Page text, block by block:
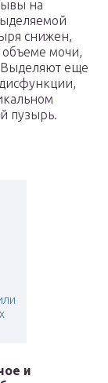
на
снижен,
мочи,
Выделяют еще
пузырь.
и